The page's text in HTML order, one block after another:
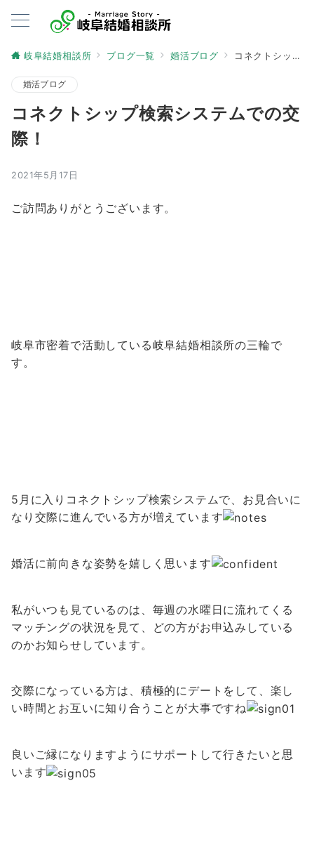
岐阜結婚相談所 ブログ一覧 婚活ブログ コネクトシップ検索システムでの交際！
婚活ブログ
コネクトシップ検索システムでの交
際！
2021年5月17日
ご訪問ありがとうございます。
岐阜市密着で活動している岐阜結婚相談所の三輪で
す。
5月に入りコネクトシップ検索システムで、お見合いに
なり交際に進んでいる方が増えています
婚活に前向きな姿勢を嬉しく思います
私がいつも見ているのは、毎週の水曜日に流れてくる
マッチングの状況を見て、どの方がお申込みしている
のかお知らせしています。
交際になっている方は、積極的にデートをして、楽し
い時間とお互いに知り合うことが大事ですね
良いご縁になりますようにサポートして行きたいと思
います